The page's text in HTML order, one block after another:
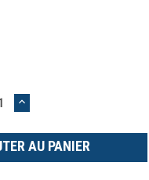
AUGMENTER
LA
: